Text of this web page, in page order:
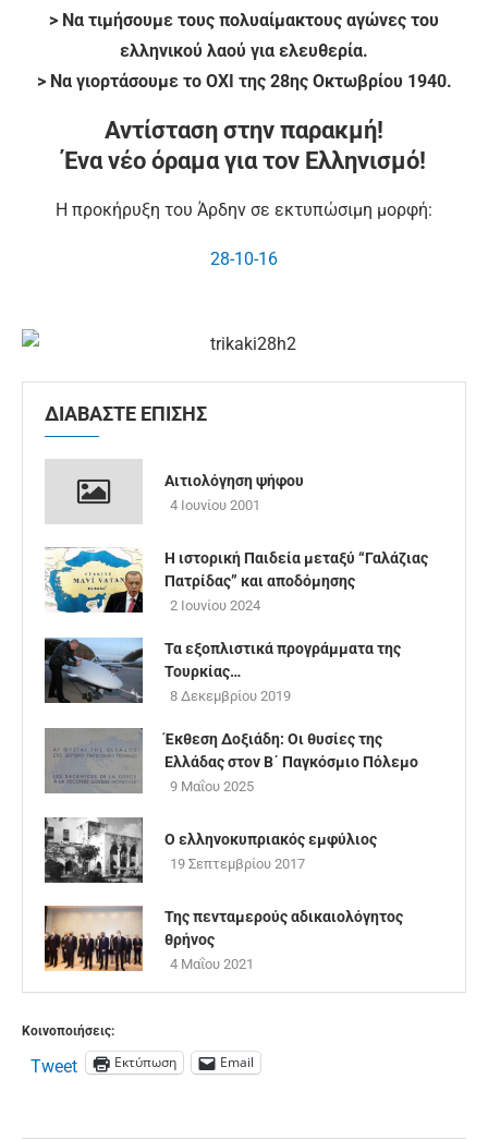
> Να τιμήσουμε τους πολυαίμακτους αγώνες του
ελληνικού λαού για ελευθερία.
> Να γιορτάσουμε το ΟΧΙ της 28ης Οκτωβρίου 1940.
Αντίσταση στην παρακμή!
Ένα νέο όραμα για τον Ελληνισμό!
Η προκήρυξη του Άρδην σε εκτυπώσιμη μορφή:
28-10-16
ΔΙΑΒΑΣΤΕ ΕΠΙΣΗΣ
Αιτιολόγηση ψήφου
4 Ιουνίου 2001
Η ιστορική Παιδεία μεταξύ “Γαλάζιας
Πατρίδας” και αποδόμησης
2 Ιουνίου 2024
Τα εξοπλιστικά προγράμματα της
Τουρκίας…
8 Δεκεμβρίου 2019
Έκθεση Δοξιάδη: Οι θυσίες της
Ελλάδας στον Β΄ Παγκόσμιο Πόλεμο
9 Μαΐου 2025
Ο ελληνοκυπριακός εμφύλιος
19 Σεπτεμβρίου 2017
Της πενταμερούς αδικαιολόγητος
θρήνος
4 Μαΐου 2021
Κοινοποιήσεις:
Tweet Εκτύπωση Email